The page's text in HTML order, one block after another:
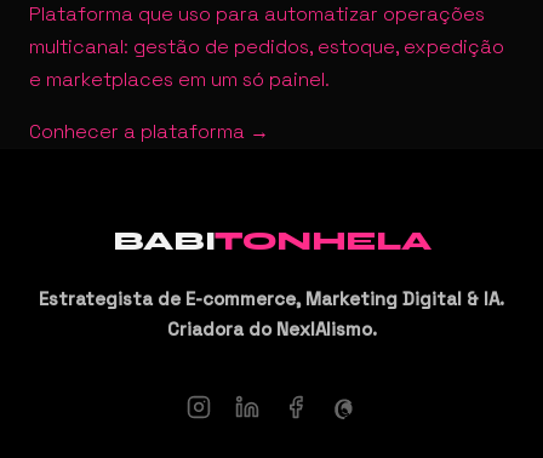
Plataforma que uso para automatizar operações
multicanal: gestão de pedidos, estoque, expedição
e marketplaces em um só painel.
Conhecer a plataforma →
BABITONHELA
Estrategista de E-commerce, Marketing Digital & IA.
Criadora do NexIAlismo.